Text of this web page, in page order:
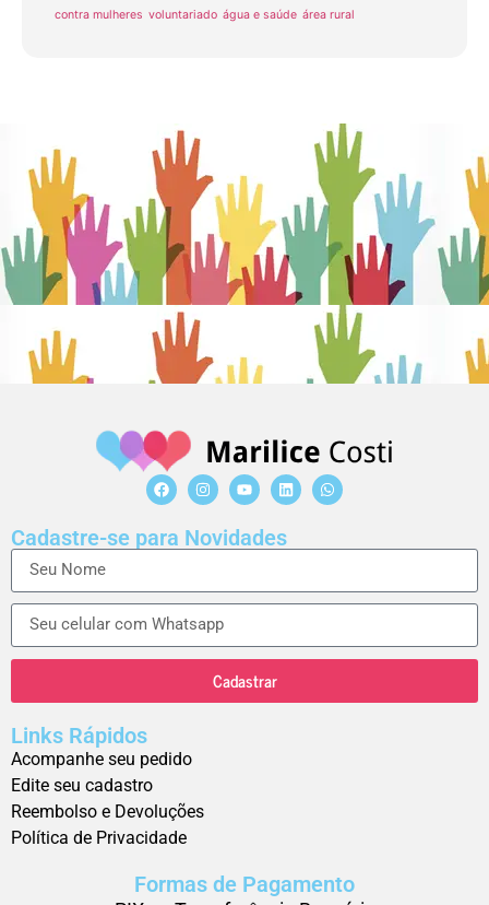
contra mulheres voluntariado água e saúde área rural
Cadastre-se para Novidades
Cadastrar
Links Rápidos
Acompanhe seu pedido
Edite seu cadastro
Reembolso e Devoluções
Política de Privacidade
Formas de Pagamento